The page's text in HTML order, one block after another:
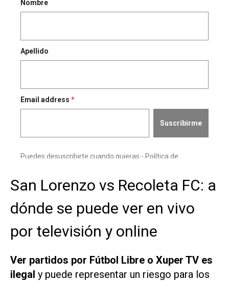
San Lorenzo vs Recoleta FC: a
dónde se puede ver en vivo
por televisión y online
Ver partidos por Fútbol Libre o Xuper TV es
ilegal y puede representar un riesgo para los